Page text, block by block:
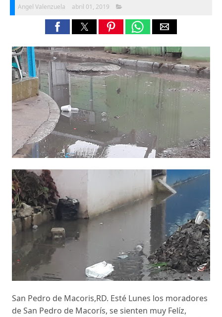
Angel Valenzuela abril 01, 2019
San Pedro de Macoris,RD. Esté Lunes los moradores
de San Pedro de Macorís, se sienten muy Felíz,